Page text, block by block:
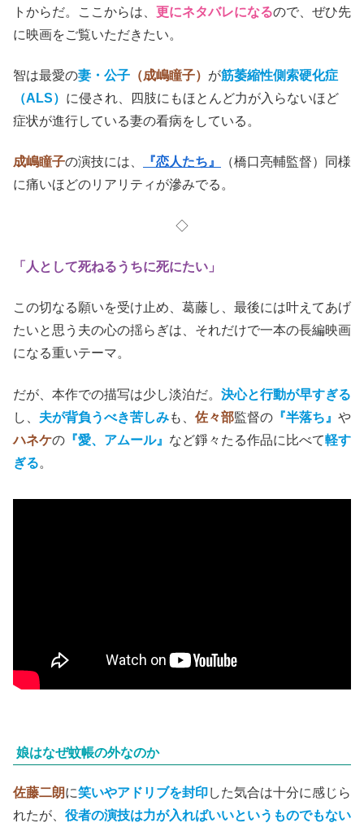
トからだ。ここからは、 更にネタバレになるので、ぜひ先
に映画をご覧いただきたい。
智は最愛の妻・公子 （成嶋瞳子） が筋萎縮性側索硬化症
（ALS） に侵され、四肢にもほとんど力が入らないほど
症状が進行している妻の看病をしている。
成嶋瞳子の演技には、 『恋人たち』
（橋口亮輔監督）同様
に痛いほどのリアリティが滲みでる。
◇
「人として死ねるうちに死にたい」
この切なる願いを受け止め、葛藤し、最後には叶えてあげ
たいと思う夫の心の揺らぎは、それだけで一本の長編映画
になる重いテーマ。
だが、本作での描写は少し淡泊だ。 決心と行動が早すぎる
し、 夫が背負うべき苦しみも、 佐々部監督の 『半落ち』 や
ハネケの 『愛、アムール』 など錚々たる作品に比べて軽す
ぎる。
娘はなぜ蚊帳の外なのか
佐藤二朗に笑いやアドリブを封印した気合は十分に感じら
れたが、 役者の演技は力が入ればいいというものでもない